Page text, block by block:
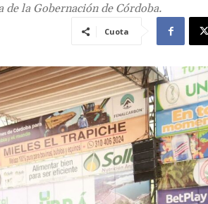
la Gobernación de Córdoba.
Cuota